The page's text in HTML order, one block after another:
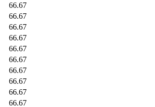
66.67
66.67
66.67
66.67
66.67
66.67
66.67
66.67
66.67
66.67